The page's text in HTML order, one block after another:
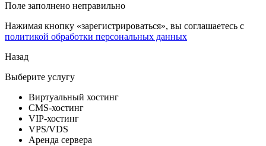
Поле заполнено неправильно
Нажимая кнопку «зарегистрироваться», вы соглашаетесь с
политикой обработки персональных данных
Назад
Выберите услугу
Виртуальный хостинг
CMS-хостинг
VIP-хостинг
VPS/VDS
Аренда сервера